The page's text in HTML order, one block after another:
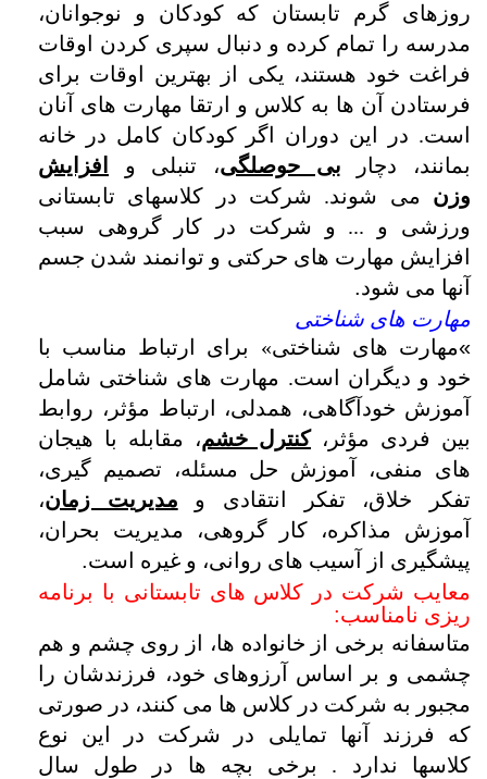
روزهای گرم تابستان که کودکان و نوجوانان،
مدرسه را تمام کرده و دنبال سپری کردن اوقات
فراغت خود هستند، یکی از بهترین اوقات برای
فرستادن آن ها به کلاس و ارتقا مهارت های آنان
است. در این دوران اگر کودکان کامل در خانه
بمانند، دچار
بی حوصلگی، تنبلی و
افزایش
وزن
می شوند. شرکت در کلاسهای تابستانی
ورزشی و ... و شرکت در کار گروهی سبب
افزایش مهارت های حرکتی و توانمند شدن جسم
آنها می شود.
مهارت های شناختی
«مهارت های شناختی» برای ارتباط مناسب با
خود و دیگران است. مهارت های شناختی شامل
آموزش خودآگاهی، همدلی، ارتباط مؤثر، روابط
بین فردی مؤثر، کنترل خشم، مقابله با هیجان
های منفی، آموزش حل مسئله، تصمیم گیری،
تفکر خلاق، تفکر انتقادی و
مدیریت زمان،
آموزش مذاکره، کار گروهی، مدیریت بحران،
پیشگیری از آسیب های روانی، و غیره است.
معایب شرکت در کلاس های تابستانی با برنامه
ریزی نامناسب:
متاسفانه برخی از خانواده ها، از روی چشم و هم
چشمی و بر اساس آرزوهای خود، فرزندشان را
مجبور به شرکت در کلاس ها می کنند، در صورتی
که فرزند آنها تمایلی در شرکت در این نوع
کلاسها ندارد . برخی بچه ها در طول سال